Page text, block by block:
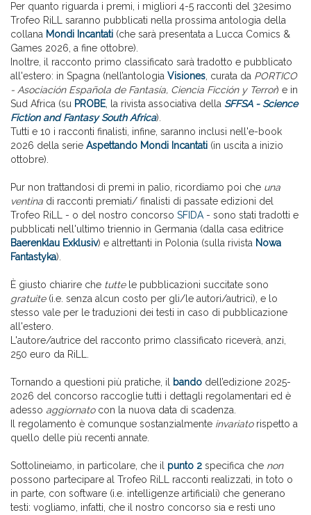
Per quanto riguarda i premi, i migliori 4-5 racconti del 32esimo
Trofeo RiLL saranno pubblicati nella prossima antologia della
collana Mondi Incantati (che sarà presentata a Lucca Comics &
Games 2026, a fine ottobre).
Inoltre, il racconto primo classificato sarà tradotto e pubblicato
all'estero: in Spagna (nell’antologia Visiones , curata da PORTICO
- Asociación Española de Fantasía, Ciencia Ficción y Terror) e in
Sud Africa (su PROBE, la rivista associativa della SFFSA - Science
Fiction and Fantasy South Africa).
Tutti e 10 i racconti finalisti, infine, saranno inclusi nell'e-book
2026 della serie Aspettando Mondi Incantati (in uscita a inizio
ottobre).
Pur non trattandosi di premi in palio, ricordiamo poi che una
ventina di racconti premiati/ finalisti di passate edizioni del
Trofeo RiLL - o del nostro concorso SFIDA - sono stati tradotti e
pubblicati nell'ultimo triennio in Germania (dalla casa editrice
Baerenklau Exklusiv) e altrettanti in Polonia (sulla rivista Nowa
Fantastyka).
È giusto chiarire che tuttele pubblicazioni succitate sono
gratuite(i.e. senza alcun costo per gli/le autori/autrici), e lo
stesso vale per le traduzioni dei testi in caso di pubblicazione
all'estero.
L'autore/autrice del racconto primo classificato riceverà, anzi,
250 euro da RiLL.
Tornando a questioni più pratiche, il bando dell’edizione 2025-
2026 del concorso raccoglie tutti i dettagli regolamentari ed è
adesso aggiornatocon la nuova data di scadenza.
Il regolamento è comunque sostanzialmente invariatorispetto a
quello delle più recenti annate.
Sottolineiamo, in particolare, che il punto 2 specifica che non
possono partecipare al Trofeo RiLL racconti realizzati, in toto o
in parte, con software (i.e. intelligenze artificiali) che generano
testi: vogliamo, infatti, che il nostro concorso sia e resti uno